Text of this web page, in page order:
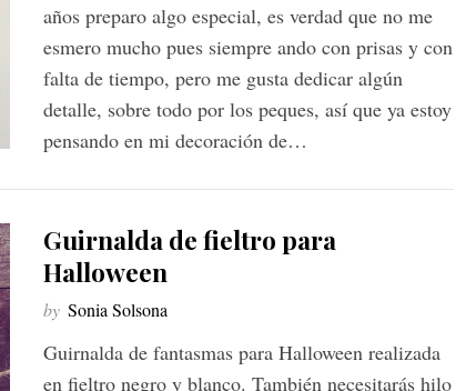
años preparo algo especial, es verdad que no me
esmero mucho pues siempre ando con prisas y con
falta de tiempo, pero me gusta dedicar algún
detalle, sobre todo por los peques, así que ya estoy
pensando en mi decoración de…
Guirnalda de fieltro para
Halloween
by Sonia Solsona
Guirnalda de fantasmas para Halloween realizada
en fieltro negro y blanco. También necesitarás hilo